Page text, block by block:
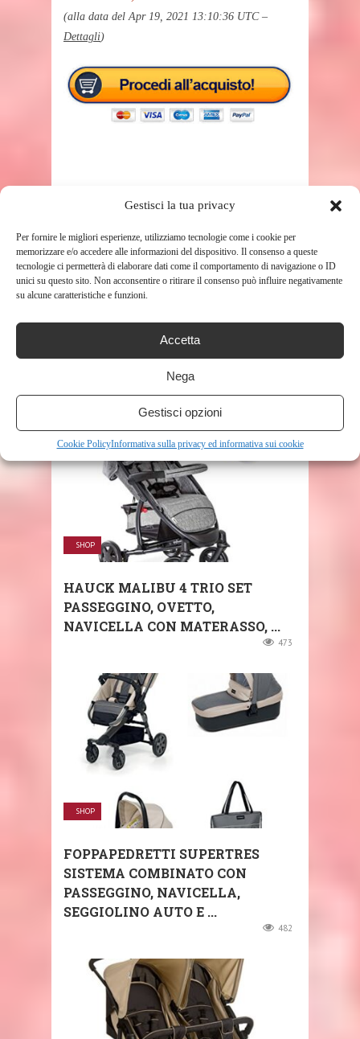
Gestisci la tua privacy
Per fornire le migliori esperienze, utilizziamo tecnologie come i cookie per
memorizzare e/o accedere alle informazioni del dispositivo. Il consenso a queste
tecnologie ci permetterà di elaborare dati come il comportamento di navigazione o ID
unici su questo sito. Non acconsentire o ritirare il consenso può influire negativamente
su alcune caratteristiche e funzioni.
Accetta
Nega
Gestisci opzioni
Cookie PolicyInformativa sulla privacy ed informativa sui cookie
(alla data del Apr 19, 2021 13:10:36 UTC –
Dettagli)
SHARE THIS POST
SHOP
HAUCK MALIBU 4 TRIO SET
PASSEGGINO, OVETTO,
NAVICELLA CON MATERASSO, ...
473
SHOP
FOPPAPEDRETTI SUPERTRES
SISTEMA COMBINATO CON
PASSEGGINO, NAVICELLA,
SEGGIOLINO AUTO E ...
482